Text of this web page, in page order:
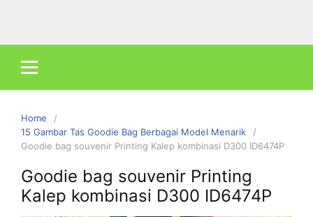
Home
15 Gambar Tas Goodie Bag Berbagai Model Menarik
Goodie bag souvenir Printing Kalep kombinasi D300 ID6474P
Goodie bag souvenir Printing
Kalep kombinasi D300 ID6474P